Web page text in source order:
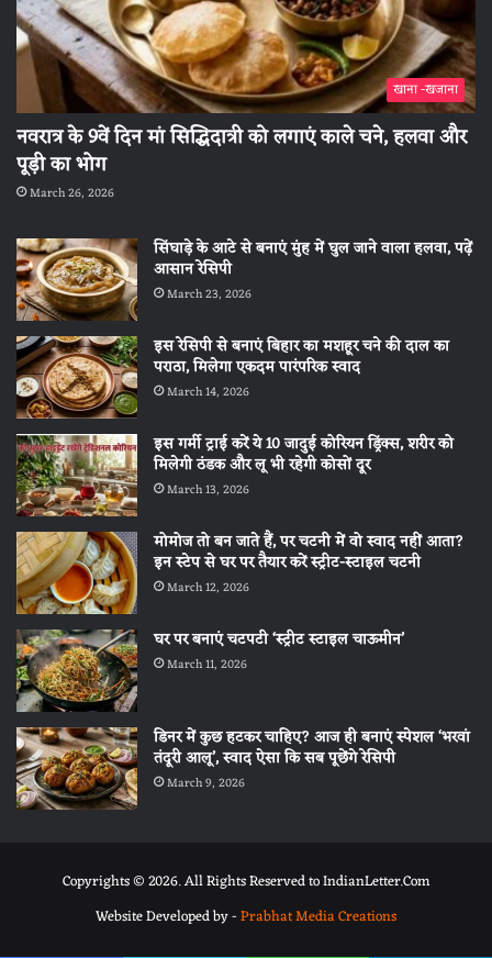
खाना -खजाना
नवरात्र के 9वें दिन मां सिद्धिदात्री को लगाएं काले चने, हलवा और
पूड़ी का भोग
March 26, 2026
सिंघाड़े के आटे से बनाएं मुंह में घुल जाने वाला हलवा, पढ़ें
आसान रेसिपी
March 23, 2026
इस रेसिपी से बनाएं बिहार का मशहूर चने की दाल का
पराठा, मिलेगा एकदम पारंपरिक स्वाद
March 14, 2026
इस गर्मी ट्राई करें ये 10 जादुई कोरियन ड्रिंक्स, शरीर को
मिलेगी ठंडक और लू भी रहेगी कोसों दूर
March 13, 2026
मोमोज तो बन जाते हैं, पर चटनी में वो स्वाद नहीं आता?
इन स्टेप से घर पर तैयार करें स्ट्रीट-स्टाइल चटनी
March 12, 2026
घर पर बनाएं चटपटी ‘स्ट्रीट स्टाइल चाऊमीन’
March 11, 2026
डिनर में कुछ हटकर चाहिए? आज ही बनाएं स्पेशल ‘भरवां
तंदूरी आलू’, स्वाद ऐसा कि सब पूछेंगे रेसिपी
March 9, 2026
Copyrights © 2026. All Rights Reserved to IndianLetter.Com
Website Developed by -Prabhat Media Creations